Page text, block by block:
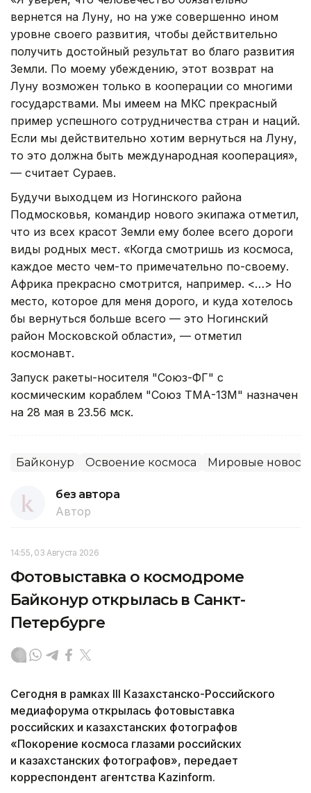
вернется на Луну, но на уже совершенно ином
уровне своего развития, чтобы действительно
получить достойный результат во благо развития
Земли. По моему убеждению, этот возврат на
Луну возможен только в кооперации со многими
государствами. Мы имеем на МКС прекрасный
пример успешного сотрудничества стран и наций.
Если мы действительно хотим вернуться на Луну,
то это должна быть международная кооперация»,
— считает Сураев.
Будучи выходцем из Ногинского района
Подмосковья, командир нового экипажа отметил,
что из всех красот Земли ему более всего дороги
виды родных мест. «Когда смотришь из космоса,
каждое место чем-то примечательно по-своему.
Африка прекрасно смотрится, например. <…> Но
место, которое для меня дорого, и куда хотелось
бы вернуться больше всего — это Ногинский
район Московской области», — отметил
космонавт.
Запуск ракеты-носителя "Союз-ФГ" с
космическим кораблем "Союз ТМА-13М" назначен
на 28 мая в 23.56 мск.
Байконур Освоение космоса Мировые
без автора
Автор
14:55, 03 Августа 2026
Фотовыставка о космодроме
Байконур открылась в Санкт-
Петербурге
Сегодня в рамках III Казахстанско-Российского
медиафорума открылась фотовыставка
российских и казахстанских фотографов
«Покорение космоса глазами российских
и казахстанских фотографов», передает
корреспондент агентства Kazinform.